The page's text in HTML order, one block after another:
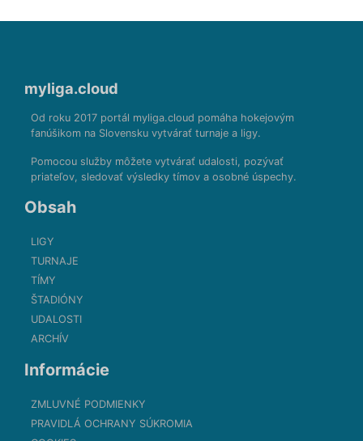
myliga.cloud
Od roku 2017 portál myliga.cloud pomáha hokejovým
fanúšikom na Slovensku vytvárať turnaje a ligy.
Pomocou služby môžete vytvárať udalosti, pozývať
priateľov, sledovať výsledky tímov a osobné úspechy.
Obsah
LIGY
TURNAJE
TÍMY
ŠTADIÓNY
UDALOSTI
ARCHÍV
Informácie
ZMLUVNÉ PODMIENKY
PRAVIDLÁ OCHRANY SÚKROMIA